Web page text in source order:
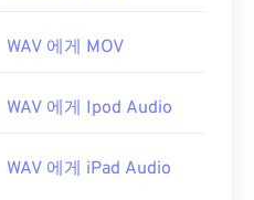
WAV 에게 MOV
WAV 에게 Ipod Audio
WAV 에게 iPad Audio